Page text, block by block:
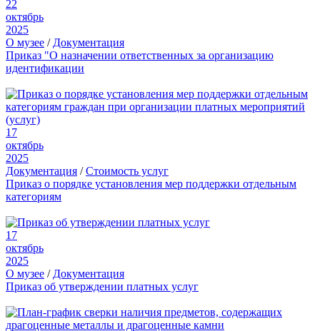
22
октябрь
2025
О музее / Документация
Приказ "О назначении ответственных за организацию
идентификации
17
октябрь
2025
Документация /Стоимость услуг
Приказ о порядке установления мер поддержки отдельным
категориям
17
октябрь
2025
О музее / Документация
Приказ об утверждении платных услуг